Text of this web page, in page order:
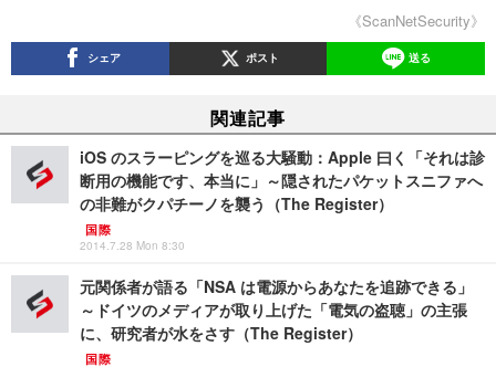
《ScanNetSecurity》
シェア ポスト 送る
関連記事
iOS のスラーピングを巡る大騒動：Apple 曰く「それは診
断用の機能です、本当に」～隠されたパケットスニファへ
の非難がクパチーノを襲う（The Register）
国際
2014.7.28 Mon 8:30
元関係者が語る「NSA は電源からあなたを追跡できる」
～ドイツのメディアが取り上げた「電気の盗聴」の主張
に、研究者が水をさす（The Register）
国際